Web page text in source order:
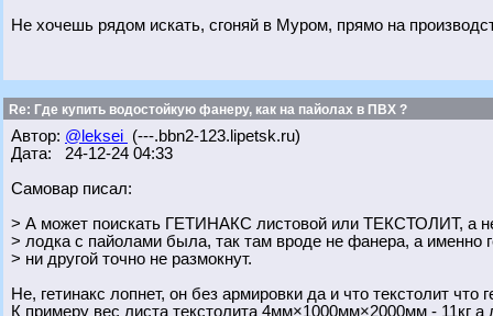
Не хочешь рядом искать, сгоняй в Муром, прямо на
Re: Где купить водостойкую фанеру, как на пайолах в ПВХ ?
Автор: @leksei (---.bbn2-123.lipetsk.ru)
Дата: 24-12-24 04:33
Самовар писал:
> А может поискать ГЕТИНАКС листовой или ТЕКСТОЛИТ, а
> лодка с пайолами была, так там вроде не фанера, а именно
> ни другой точно не размокнут.
Не, гетинакс лопнет, он без армировки да и что текстолит что
К примеру вес листа текстолита 4мм×1000мм×2000мм - 11кг